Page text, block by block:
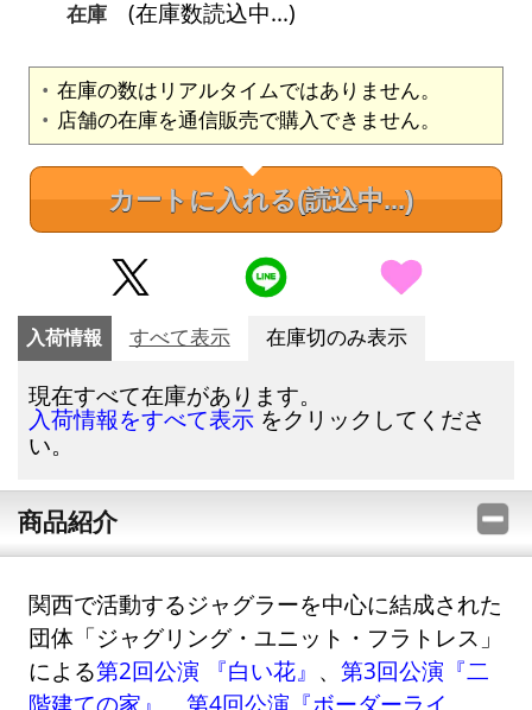
在庫
(在庫数読込中...)
在庫の数はリアルタイムではありません。
店舗の在庫を通信販売で購入できません。
カートに入れる(読込中...)
入荷情報 すべて表示 在庫切のみ表示
現在すべて在庫があります。
入荷情報をすべて表示 をクリックしてくださ
い。
商品紹介
関西で活動するジャグラーを中心に結成された
団体「ジャグリング・ユニット・フラトレス」
による第2回公演 『白い花』 、第3回公演『二
階建ての家』
、第4回公演『ボーダーライ